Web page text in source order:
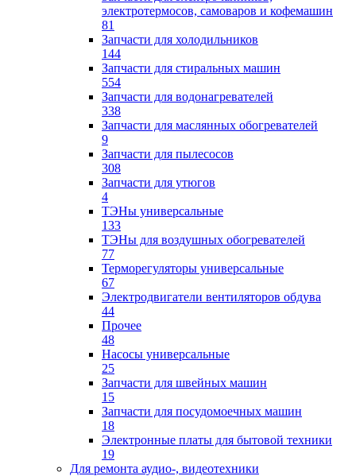
электротермосов, самоваров и кофемашин
81
Запчасти для холодильников
144
Запчасти для стиральных машин
554
Запчасти для водонагревателей
338
Запчасти для маслянных обогревателей
9
Запчасти для пылесосов
308
Запчасти для утюгов
4
ТЭНы универсальные
133
ТЭНы для воздушных обогревателей
77
Терморегуляторы универсальные
67
Электродвигатели вентиляторов обдува
44
Прочее
48
Насосы универсальные
25
Запчасти для швейных машин
15
Запчасти для посудомоечных машин
18
Электронные платы для бытовой техники
19
Для ремонта аудио-, видеотехники